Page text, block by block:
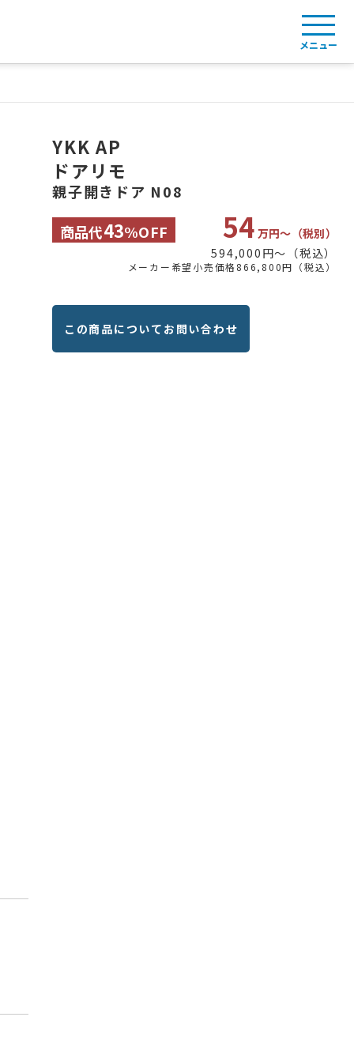
メニュー
YKK AP
ドアリモ
親子開きドア N08
商品代43%OFF 54 万円〜（税別）
594,000円〜（税込）
メーカー希望小売価格866,800円（税込）
この商品についてお問い合わせ